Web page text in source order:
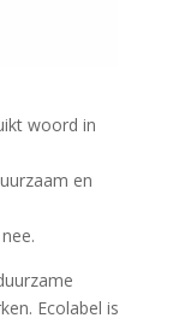
woord in
en
Ecolabel is